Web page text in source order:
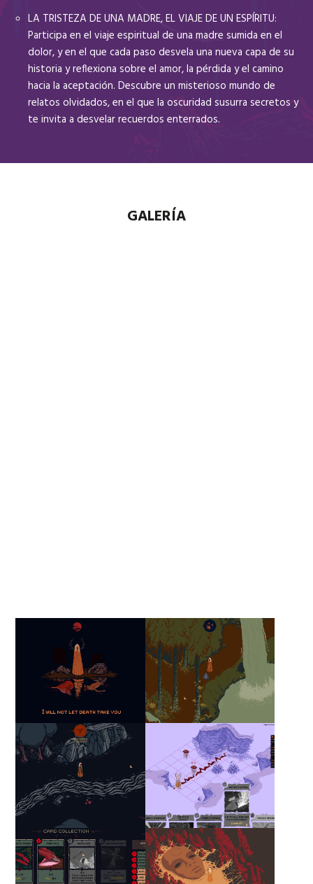
LA TRISTEZA DE UNA MADRE, EL VIAJE DE UN ESPÍRITU:
Participa en el viaje espiritual de una madre sumida en el
dolor, y en el que cada paso desvela una nueva capa de su
historia y reflexiona sobre el amor, la pérdida y el camino
hacia la aceptación. Descubre un misterioso mundo de
relatos olvidados, en el que la oscuridad susurra secretos y
te invita a desvelar recuerdos enterrados.
GALERÍA